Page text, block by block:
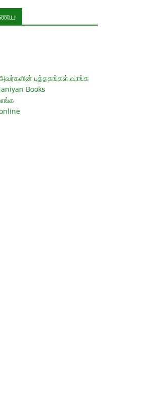
புத்தகங்கள் வாங்க
Books